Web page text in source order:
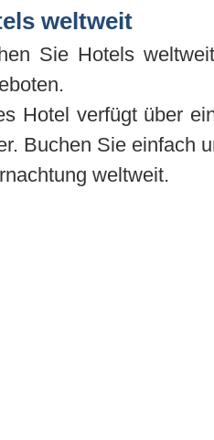
weltweit
Sie Hotels
Hotel verfügt über
Buchen Sie einfach
weltweit.